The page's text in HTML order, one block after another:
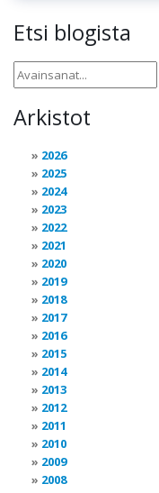
Etsi blogista
Arkistot
2026
2025
2024
2023
2022
2021
2020
2019
2018
2017
2016
2015
2014
2013
2012
2011
2010
2009
2008